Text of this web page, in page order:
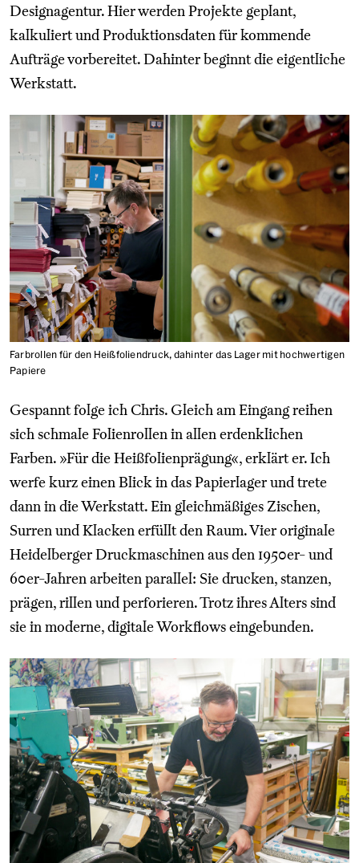
Designagentur. Hier werden Projekte geplant,
kalkuliert und Produktionsdaten für kommende
Aufträge vorbereitet. Dahinter beginnt die eigentliche
Werkstatt.
Farbrollen für den Heißfoliendruck, dahinter das Lager mit hochwertigen
Papiere
Gespannt folge ich Chris. Gleich am Eingang reihen
sich schmale Folienrollen in allen erdenklichen
Farben. »Für die Heißfolienprägung«, erklärt er. Ich
werfe kurz einen Blick in das Papierlager und trete
dann in die Werkstatt. Ein gleichmäßiges Zischen,
Surren und Klacken erfüllt den Raum. Vier originale
Heidelberger Druckmaschinen aus den 1950er- und
60er-Jahren arbeiten parallel: Sie drucken, stanzen,
prägen, rillen und perforieren. Trotz ihres Alters sind
sie in moderne, digitale Workflows eingebunden.